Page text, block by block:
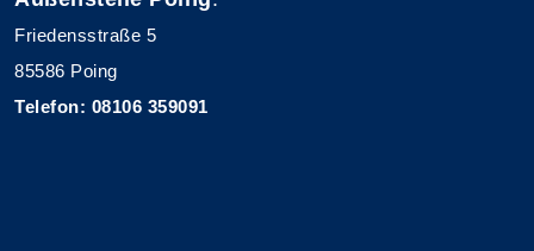
Friedensstraße 5
85586 Poing
Telefon: 08106 359091